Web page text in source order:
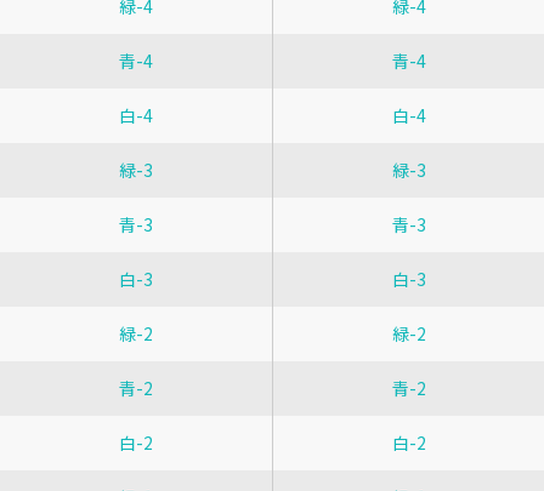
緑-4 緑-4
青-4 青-4
白-4 白-4
緑-3 緑-3
青-3 青-3
白-3 白-3
緑-2 緑-2
青-2 青-2
白-2 白-2